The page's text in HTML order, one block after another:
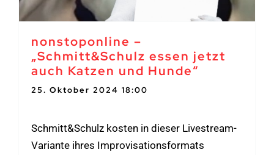
nonstoponline –
„Schmitt&Schulz essen jetzt
auch Katzen und Hunde“
25. Oktober 2024 18:00
Schmitt&Schulz kosten in dieser Livestream-
Variante ihres Improvisationsformats